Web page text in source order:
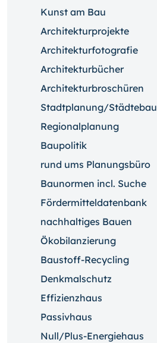
Kunst am Bau
Architekturprojekte
Architekturfotografie
Architekturbücher
Architekturbroschüren
Stadtplanung/Städtebau
Regionalplanung
Baupolitik
rund ums Planungsbüro
Baunormen incl. Suche
Fördermitteldatenbank
nachhaltiges Bauen
Ökobilanzierung
Baustoff-Recycling
Denkmalschutz
Effizienzhaus
Passivhaus
Null/Plus-Energiehaus